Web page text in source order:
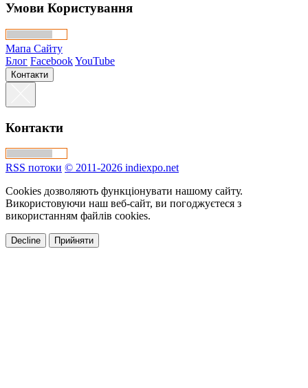
Умови Користування
Мапа Сайту
Блог FacebookYouTube
Контакти
Контакти
RSS потоки © 2011-2026 indiexpo.net
Cookies дозволяють функціонувати нашому сайту.
Використовуючи наш веб-сайт, ви погоджуєтеся з
використанням файлів cookies.
Decline Прийняти